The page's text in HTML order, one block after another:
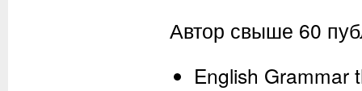
Автор свыше 60
English